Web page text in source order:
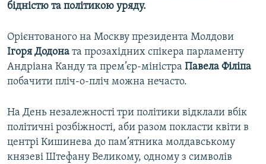
Усі сайти RFE/RL
бідністю та політикою уряду.
Орієнтованого на Москву президента Молдови
Ігоря Додона та прозахідних спікера парламенту
Андріана Канду та прем’єр-міністра Павела Філіпа
побачити пліч-о-пліч можна нечасто.
На День незалежності три політики відклали вбік
політичні розбіжності, аби разом покласти квіти в
центрі Кишинева до пам’ятника молдавському
князеві Штефану Великому, одному з символів